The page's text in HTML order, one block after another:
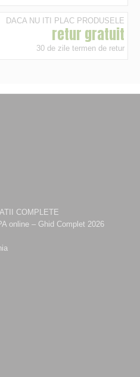
DACA NU ITI PLAC PRODUSELE
retur gratuit
30 de zile termen de retur
COMPLETE
online – Ghid Complet 2026